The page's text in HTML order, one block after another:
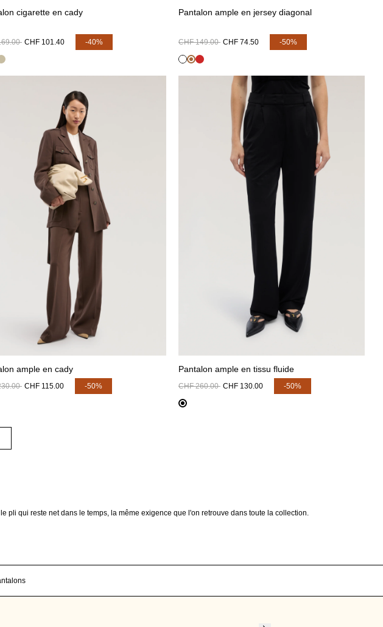
cigarette en cady
CHF 101.40 -40%
Pantalon ample en jersey diagonal
CHF 149.00 CHF 74.50 -50%
ample en cady
CHF 115.00 -50%
Pantalon ample en tissu fluide
CHF 260.00 CHF 130.00 -50%
pli qui reste net dans le temps, la même exigence que l'on retrouve dans toute la collection.